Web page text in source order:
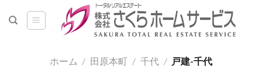
ホーム / 田原本町 / 千代 / 戸建-千代